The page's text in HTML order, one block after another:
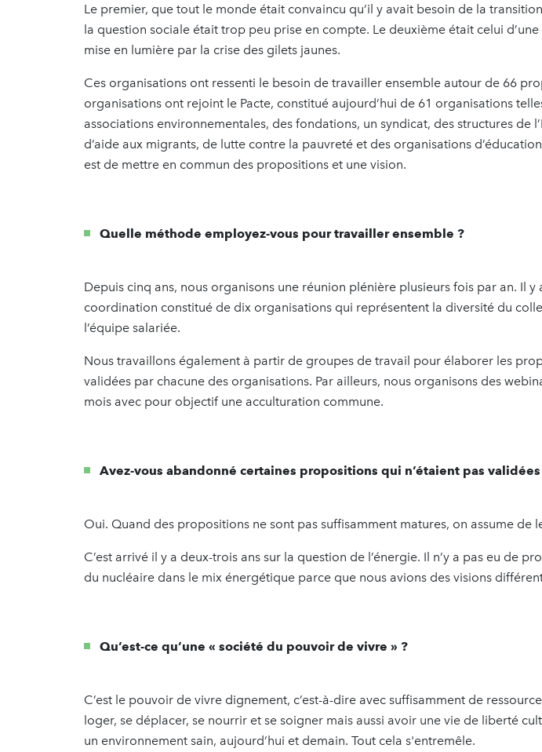
Le premier, que tout le monde était convaincu qu’il y avait besoin de la
la question sociale était trop peu prise en compte. Le deuxième était celui
mise en lumière par la crise des gilets jaunes.
Ces organisations ont ressenti le besoin de travailler ensemble autour de 66
organisations ont rejoint le Pacte, constitué aujourd’hui de 61 organisations
associations environnementales, des fondations, un syndicat, des structures de
d’aide aux migrants, de lutte contre la pauvreté et des organisations
est de mettre en commun des propositions et une vision.
Quelle méthode employez-vous pour travailler ensemble ?
Depuis cinq ans, nous organisons une réunion plénière plusieurs fois par an. Il y
coordination constitué de dix organisations qui représentent la diversité du
l’équipe salariée.
Nous travaillons également à partir de groupes de travail pour élaborer les
validées par chacune des organisations. Par ailleurs, nous organisons des
mois avec pour objectif une acculturation commune.
Avez-vous abandonné certaines propositions qui n’étaient pas validées
Oui. Quand des propositions ne sont pas suffisamment matures, on assume de
C’est arrivé il y a deux-trois ans sur la question de l’énergie. Il n’y a pas eu de
du nucléaire dans le mix énergétique parce que nous avions des visions
Qu’est-ce qu’une « société du pouvoir de vivre » ?
C’est le pouvoir de vivre dignement, c’est-à-dire avec suffisamment de
loger, se déplacer, se nourrir et se soigner mais aussi avoir une vie de liberté
un environnement sain, aujourd’hui et demain. Tout cela s'entremêle.